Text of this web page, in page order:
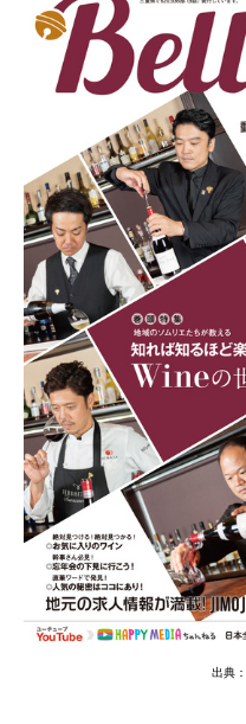
出典：